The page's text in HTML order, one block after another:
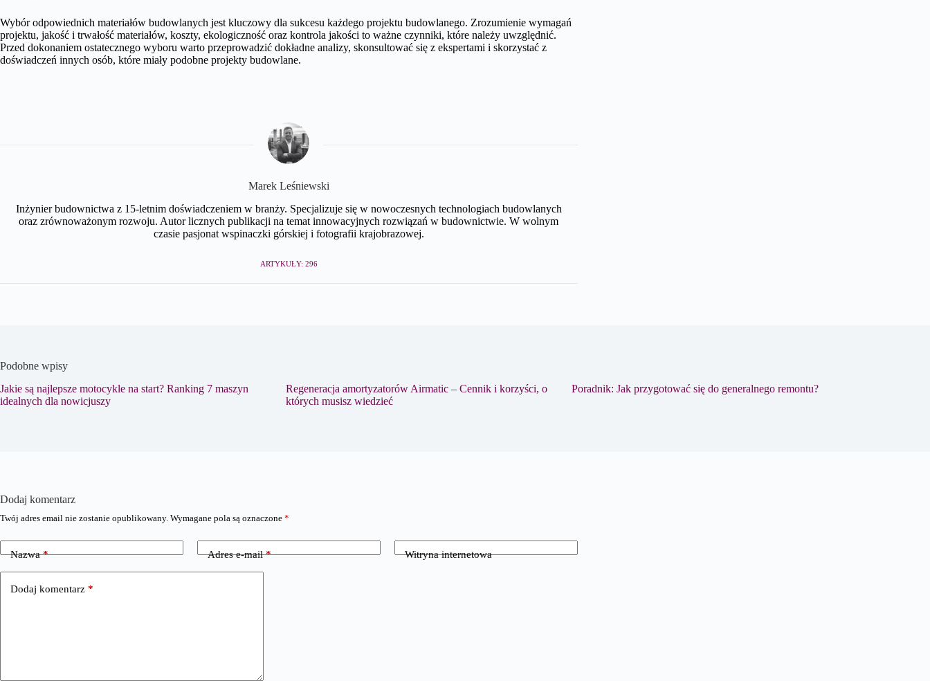
Wybór odpowiednich materiałów budowlanych jest kluczowy dla sukcesu każdego projektu budowlanego. Zrozumienie wymagań
projektu, jakość i trwałość materiałów, koszty, ekologiczność oraz kontrola jakości to ważne czynniki, które należy uwzględnić.
Przed dokonaniem ostatecznego wyboru warto przeprowadzić dokładne analizy, skonsultować się z ekspertami i skorzystać z
doświadczeń innych osób, które miały podobne projekty budowlane.
Marek Leśniewski
Inżynier budownictwa z 15-letnim doświadczeniem w branży. Specjalizuje się w nowoczesnych technologiach budowlanych
oraz zrównoważonym rozwoju. Autor licznych publikacji na temat innowacyjnych rozwiązań w budownictwie. W wolnym
czasie pasjonat wspinaczki górskiej i fotografii krajobrazowej.
ARTYKUŁY: 296
Podobne wpisy
Jakie są najlepsze motocykle na start? Ranking 7 maszyn
idealnych dla nowicjuszy
Regeneracja amortyzatorów Airmatic – Cennik i korzyści, o
których musisz wiedzieć
Poradnik: Jak przygotować się do generalnego remontu?
Dodaj komentarz
Twój adres email nie zostanie opublikowany. Wymagane pola są oznaczone *
Nazwa* Adres e-mail* Witryna internetowa
Dodaj komentarz *